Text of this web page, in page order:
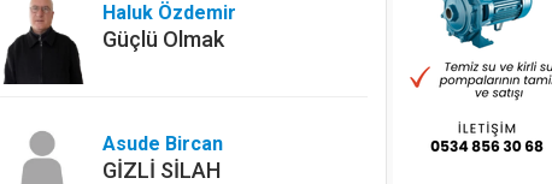
Haluk Özdemir
Güçlü Olmak
Asude Bircan
GİZLİ SİLAH